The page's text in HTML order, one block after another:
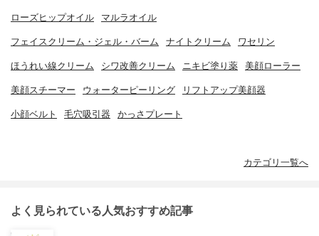
ローズヒップオイル マルラオイル
フェイスクリーム・ジェル・バーム ナイトクリーム ワセリン
ほうれい線クリーム シワ改善クリーム ニキビ塗り薬 美顔ローラー
美顔スチーマー ウォーターピーリング リフトアップ美顔器
小顔ベルト 毛穴吸引器 かっさプレート
カテゴリ一覧へ
よく見られている人気おすすめ記事